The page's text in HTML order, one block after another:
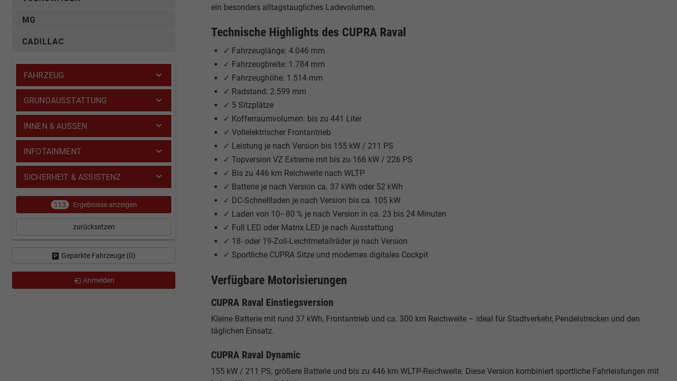
ein besonders alltagstaugliches Ladevolumen.
Technische Highlights des CUPRA Raval
✓ Fahrzeuglänge: 4.046 mm
✓ Fahrzeugbreite: 1.784 mm
✓ Fahrzeughöhe: 1.514 mm
✓ Radstand: 2.599 mm
✓ 5 Sitzplätze
✓ Kofferraumvolumen: bis zu 441 Liter
✓ Vollelektrischer Frontantrieb
✓ Leistung je nach Version bis 155 kW / 211 PS
✓ Topversion VZ Extreme mit bis zu 166 kW / 226 PS
✓ Bis zu 446 km Reichweite nach WLTP
✓ Batterie je nach Version ca. 37 kWh oder 52 kWh
✓ DC-Schnellladen je nach Version bis ca. 105 kW
✓ Laden von 10–80 % je nach Version in ca. 23 bis 24 Minuten
✓ Full LED oder Matrix LED je nach Ausstattung
✓ 18- oder 19-Zoll-Leichtmetallräder je nach Version
✓ Sportliche CUPRA Sitze und modernes digitales Cockpit
Verfügbare Motorisierungen
CUPRA Raval Einstiegsversion
Kleine Batterie mit rund 37 kWh, Frontantrieb und ca. 300 km Reichweite – ideal für Stadtverkehr, Pendelstrecken und den
täglichen Einsatz.
CUPRA Raval Dynamic
155 kW / 211 PS, größere Batterie und bis zu 446 km WLTP-Reichweite. Diese Version kombiniert sportliche Fahrleistungen mit
MG
CADILLAC
FAHRZEUG
GRUNDAUSSTATTUNG
INNEN & AUSSEN
INFOTAINMENT
SICHERHEIT & ASSISTENZ
113 Ergebnisse anzeigen
zurücksetzen
Geparkte Fahrzeuge (0)
Anmelden